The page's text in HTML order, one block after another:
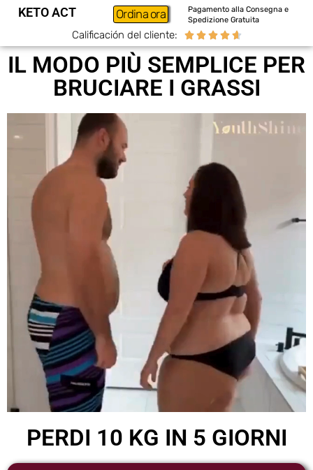
KETO ACT Ordina ora
Pagamento alla Consegna e
Spedizione Gratuita
Calificación del cliente:     
IL MODO PIÙ SEMPLICE PER
BRUCIARE I GRASSI
PERDI 10 KG IN 5 GIORNI